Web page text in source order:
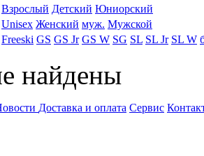
Взрослый Детский Юниорский
Unisex Женский муж. Мужской
Freeski GS GS Jr GS W SG SL SL Jr SL W
найдены
Доставка и оплата Сервис